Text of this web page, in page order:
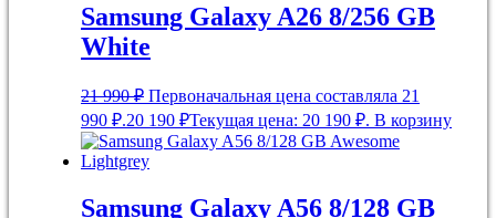
Samsung Galaxy A26 8/256 GB
White
21 990₽ Первоначальная цена составляла 21
990 ₽.20 190 ₽Текущая цена: 20 190 ₽. В корзину
Samsung Galaxy A56 8/128 GB